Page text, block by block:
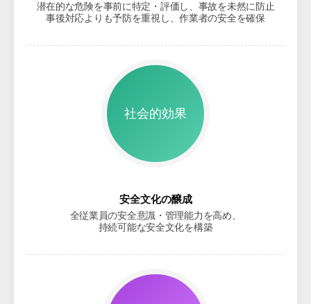
潜在的な危険を事前に特定・評価し、事故を未然に防止
事後対応よりも予防を重視し、作業者の安全を確保
社会的効果
安全文化の醸成
全従業員の安全意識・管理能力を高め、
持続可能な安全文化を構築